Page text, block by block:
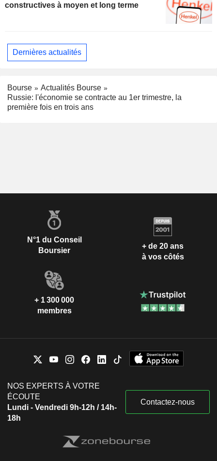
constructives à moyen et long terme
Dernières actualités
Bourse
Actualités Bourse
Russie: l'économie se contracte au 1er trimestre, la
première fois en trois ans
N°1 du Conseil
Boursier
+ de 20 ans
à vos côtés
+ 1 300 000
membres
NOS EXPERTS À VOTRE
ÉCOUTE
Lundi - Vendredi 9h-12h / 14h-
18h
Contactez-nous